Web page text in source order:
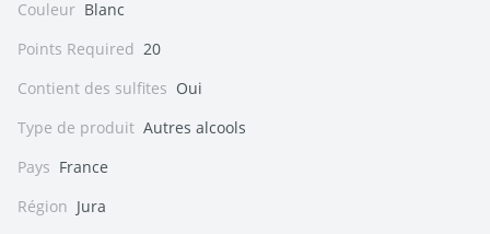
Couleur Blanc
Points Required 20
Contient des sulfites Oui
Type de produit Autres alcools
Pays France
Région Jura